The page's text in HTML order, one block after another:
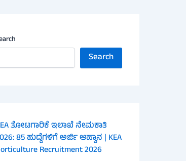
Search
ತೋಟಗಾರಿಕೆ ಇಲಾಖೆ ನೇಮಕಾತಿ
85 ಹುದ್ದೆಗಳಿಗೆ ಅರ್ಜಿ ಆಹ್ವಾನ | KEA
Recruitment 2026